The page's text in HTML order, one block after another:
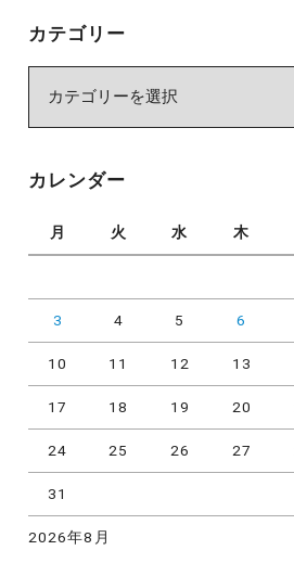
カテゴリー
ー
カレンダー
2026年8月
月 火 水 木
3 4 5 6
10 11 12 13
17 18 19 20
24 25 26 27
31